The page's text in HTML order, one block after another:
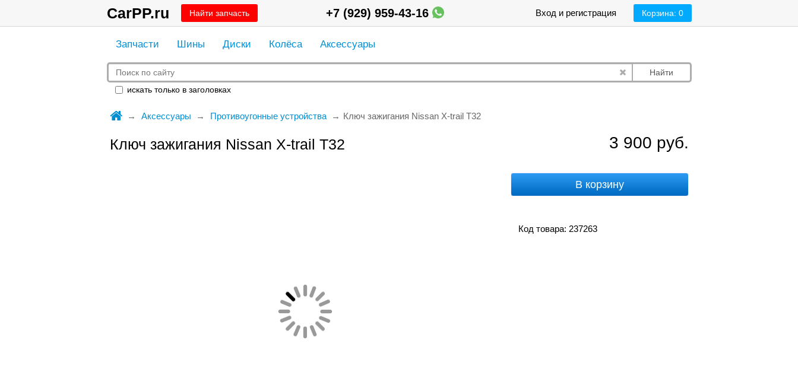
CarPP.ru Найти запчасть Корзина: 0
Вход и регистрация
+7 (929) 959-43-16
Запчасти Шины Диски Колёса Аксессуары
Найти
искать только в заголовках
Аксессуары Противоугонные устройства Ключ зажигания Nissan X-trail T32
Ключ зажигания Nissan X-trail T32 3 900 руб.
В корзину
Код товара: 237263